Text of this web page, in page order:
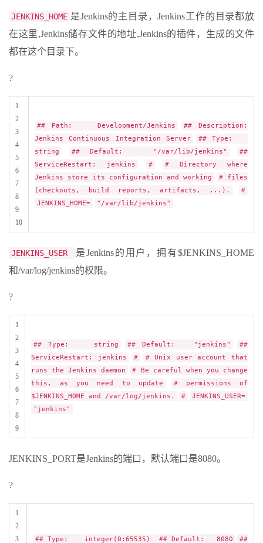
JENKINS_HOME 是Jenkins的主目录，Jenkins工作的目录都放
在这里,Jenkins储存文件的地址,Jenkins的插件，生成的文件
都在这个目录下。
?
1
2
3
4
5
6
7
8
9
10
## Path: Development/Jenkins
## Description:
Jenkins Continuous Integration Server
## Type:
string
## Default: "/var/lib/jenkins"
##
ServiceRestart: jenkins
#
# Directory where
Jenkins store its configuration and working
# files
(checkouts, build reports, artifacts, ...).
#
JENKINS_HOME=
"/var/lib/jenkins"
JENKINS_USER
是Jenkins的用户，拥有$JENKINS_HOME
和/var/log/jenkins的权限。
?
1
2
3
4
5
6
7
8
9
## Type: string ## Default: "jenkins"
##
ServiceRestart: jenkins
#
# Unix user account that
runs the Jenkins daemon
# Be careful when you change
this, as you need to update
# permissions of
$JENKINS_HOME and /var/log/jenkins.
#
JENKINS_USER=
"jenkins"
JENKINS_PORT是Jenkins的端口，默认端口是8080。
?
1
2
3
## Type: integer(0:65535) ## Default: 8080
##